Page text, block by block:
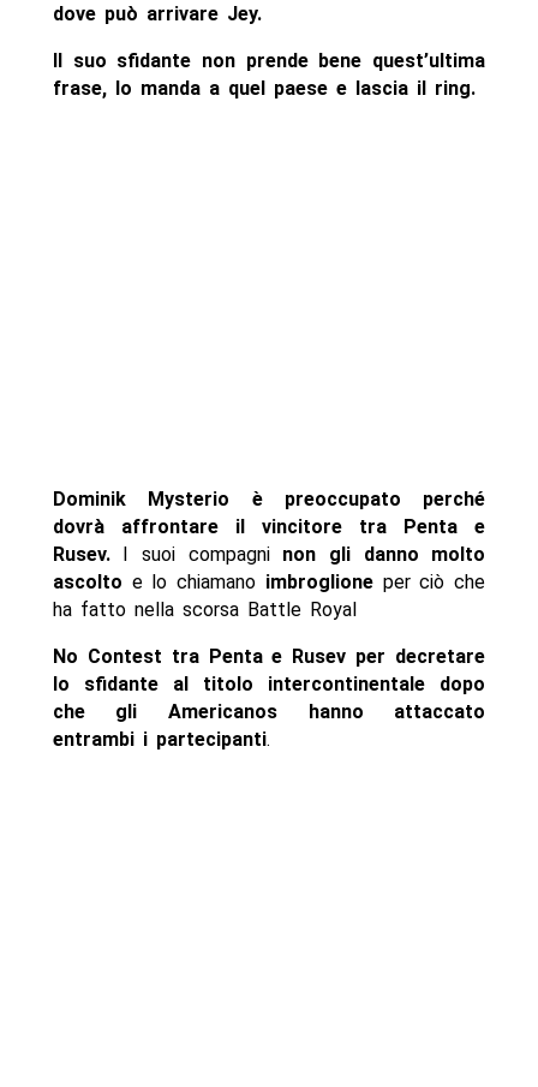
dove può arrivare Jey.
Il suo sfidante non prende bene quest’ultima
frase, lo manda a quel paese e lascia il ring.
Dominik Mysterio è preoccupato perché
dovrà affrontare il vincitore tra Penta e
Rusev.I suoi compagni non gli danno molto
ascolto e lo chiamano imbroglioneper ciò che
ha fatto nella scorsa Battle Royal
No Contest tra Penta e Rusev per decretare
lo sfidante al titolo intercontinentale dopo
che gli Americanos hanno attaccato
entrambi i partecipanti.